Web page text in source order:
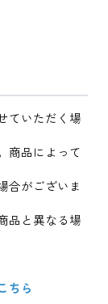
ていただく場
商品によって
合がございま
品と異なる場
ちら